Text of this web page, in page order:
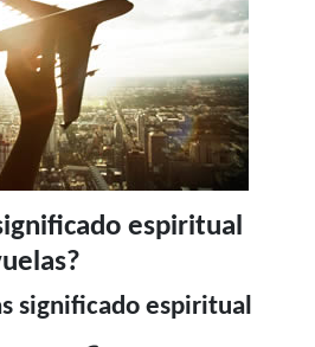
espiritual
significado espiritual